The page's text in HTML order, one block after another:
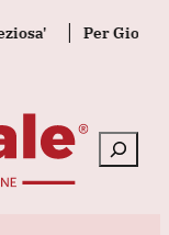
Per Giorgia
Cerca